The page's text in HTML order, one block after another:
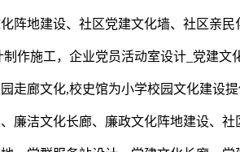
阵地建设、社区党建文化墙、社区亲民
作施工，企业党员活动室设计_党建文
走廊文化,校史馆为小学校园文化建设
廉洁文化长廊、廉政文化阵地建设、